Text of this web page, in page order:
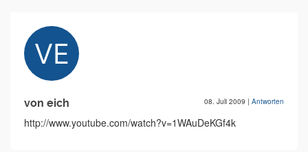
von eich 08. Juli 2009 | Antworten
http://www.youtube.com/watch?v=1WAuDeKGf4k